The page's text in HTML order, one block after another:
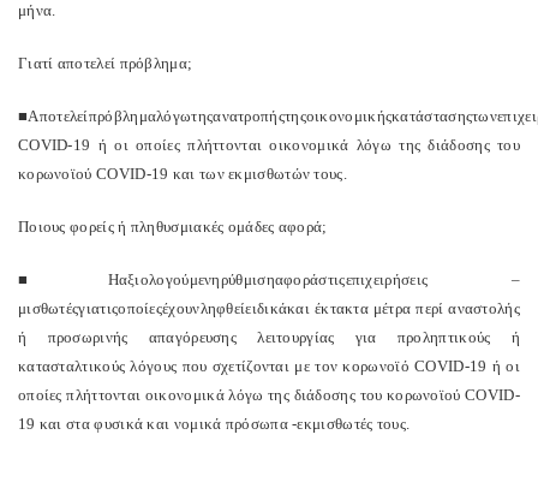
μήνα.
Γιατί αποτελεί πρόβλημα;
■Αποτελείπρόβλημαλόγωτηςανατροπήςτηςοικονομικήςκατάστασηςτων
COVID-19 ή οι οποίες πλήττονται οικονομικά λόγω της διάδοσης του
κορωνοϊού COVID-19 και των εκμισθωτών τους.
Ποιους φορείς ή πληθυσμιακές ομάδες αφορά;
■ Ηαξιολογούμενηρύθμισηαφοράστιςεπιχειρήσεις –
μισθωτέςγιατιςοποίεςέχουνληφθείειδικάκαι έκτακτα μέτρα περί αναστολής
ή προσωρινής απαγόρευσης λειτουργίας για προληπτικούς ή
κατασταλτικούς λόγους που σχετίζονται με τον κορωνοϊό COVID-19 ή οι
οποίες πλήττονται οικονομικά λόγω της διάδοσης του κορωνοϊού COVID-
19 και στα φυσικά και νομικά πρόσωπα -εκμισθωτές τους.